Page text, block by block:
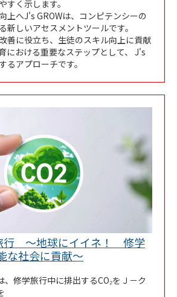
すく示します。
上へJ's GROWは、コンピテンシーの
新しいアセスメントツールです。
善に役立ち、生徒のスキル向上に貢献
における重要なステップとして、 J's
るアプローチです。
行 ～地球にイイネ！ 修学
な社会に貢献～
、修学旅行中に排出するCO₂をＪ－ク